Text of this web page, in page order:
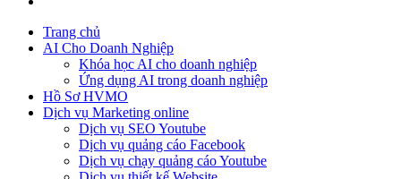
Trang chủ
AI Cho Doanh Nghiệp
Khóa học AI cho doanh nghiệp
Ứng dụng AI trong doanh nghiệp
Hồ Sơ HVMO
Dịch vụ Marketing online
Dịch vụ SEO Youtube
Dịch vụ quảng cáo Facebook
Dịch vụ chạy quảng cáo Youtube